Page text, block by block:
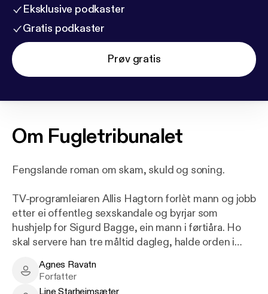
Eksklusive podkaster
Gratis podkaster
Prøv gratis
Om Fugletribunalet
Fengslande roman om skam, skuld og soning.
TV-programleiaren Allis Hagtorn forlèt mann og jobb
etter ei offentleg sexskandale og byrjar som
hushjelp for Sigurd Bagge, ein mann i førtiåra. Ho
skal servere han tre måltid dagleg, halde orden i
på alles lepper til å bli heilt anonym. Til å begynne
med omfamnar Allis den nye situasjonen som ei
Agnes Ravatn - Author
Agnes Ravatn
Forfatter
Line Starheimsæter